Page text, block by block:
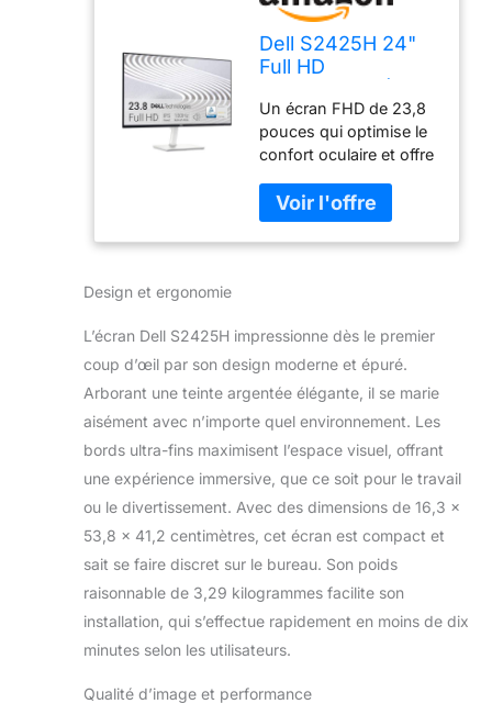
Dell S2425H 24"
Full HD
PC, 100Hz, IPS,
4ms, 99% sRGB,
Haut-parleurs
intégrés, Bords
Ultra-Fins, 2X
HDMI, Garantie 3
Ans, Blanc
Un écran FHD de 23,8
pouces qui optimise le
confort oculaire et offre
impressionnants, avec
une acoustique
exceptionnelle, dans
la résolution FHD nette,
au taux d’actualisation
élevé de 100 Hz, aux
deux haut-parleurs 5 W
intégrés et à la texture
subtile à l’arrière
inspirée des jardins zen
japonais, la moindre
expérience immersive.
Conçu pour se fondre
dans le décor, avec un
son qui se démarque :
avec deux haut-
Design et ergonomie
L’écran Dell S2425H impressionne dès le premier
coup d’œil par son design moderne et épuré.
Arborant une teinte argentée élégante, il se marie
aisément avec n’importe quel environnement. Les
bords ultra-fins maximisent l’espace visuel, offrant
une expérience immersive, que ce soit pour le travail
ou le divertissement. Avec des dimensions de 16,3 x
53,8 x 41,2 centimètres, cet écran est compact et
sait se faire discret sur le bureau. Son poids
raisonnable de 3,29 kilogrammes facilite son
installation, qui s’effectue rapidement en moins de dix
minutes selon les utilisateurs.
Qualité d’image et performance